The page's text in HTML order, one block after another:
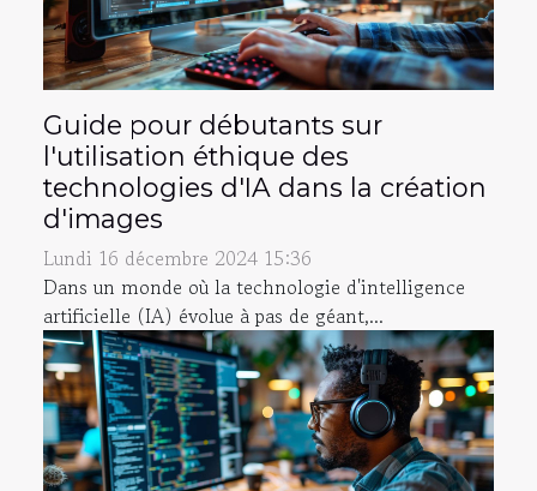
Guide pour débutants sur
l'utilisation éthique des
technologies d'IA dans la création
d'images
Lundi 16 décembre 2024 15:36
Dans un monde où la technologie d'intelligence
artificielle (IA) évolue à pas de géant,...